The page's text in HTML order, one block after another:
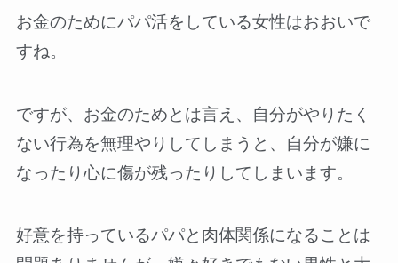
お金のためにパパ活をしている女性はおおいで
すね。
ですが、お金のためとは言え、自分がやりたく
ない行為を無理やりしてしまうと、自分が嫌に
なったり心に傷が残ったりしてしまいます。
好意を持っているパパと肉体関係になることは